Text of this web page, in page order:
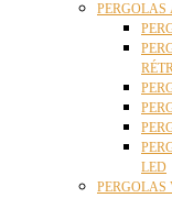
PERGOLAS
LED
PERGOLAS